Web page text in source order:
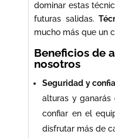
dominar estas
futuras salidas.
mucho más que un
Beneficios de
nosotros
Seguridad y
alturas y ganarás
confiar en el
disfrutar más de